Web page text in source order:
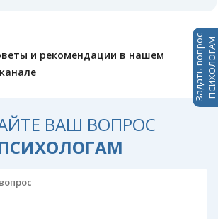
и рекомендации в нашем
ВАШ ВОПРОС
Задать вопросПСИХОЛОГАМ